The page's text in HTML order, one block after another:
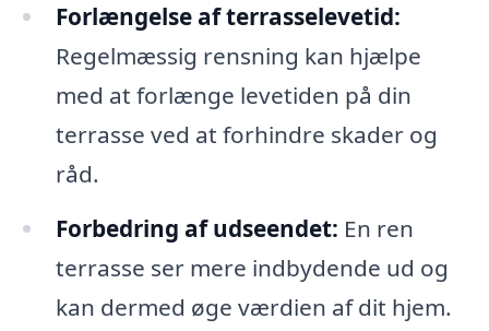
Forlængelse af terrasselevetid:
Regelmæssig rensning kan hjælpe
med at forlænge levetiden på din
terrasse ved at forhindre skader og
råd.
Forbedring af udseendet: En ren
terrasse ser mere indbydende ud og
kan dermed øge værdien af dit hjem.